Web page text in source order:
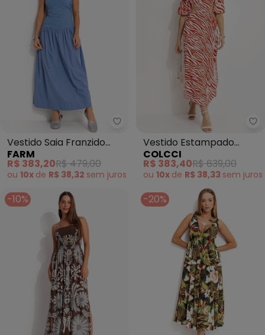
Farm - Vestido Saia Franzido
Vestido Saia Franzido
(Azul)
FARM
R$ 383,20R$ 479,00
ou 10x de R$ 38,32 sem juros
Vestido Estampado
(Vermelho)
COLCCI
R$ 383,40R$ 639,00
ou 10x de R$ 38,33 sem juros
-10% -20%